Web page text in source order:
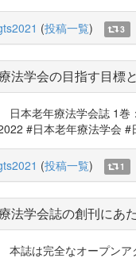
(投稿一覧) 3
法学会の目指す目標
日本老年療法学会誌 1
#日本老年療法学会
(投稿一覧) 1
法学会誌の創刊にあ
本誌は完全なオープン